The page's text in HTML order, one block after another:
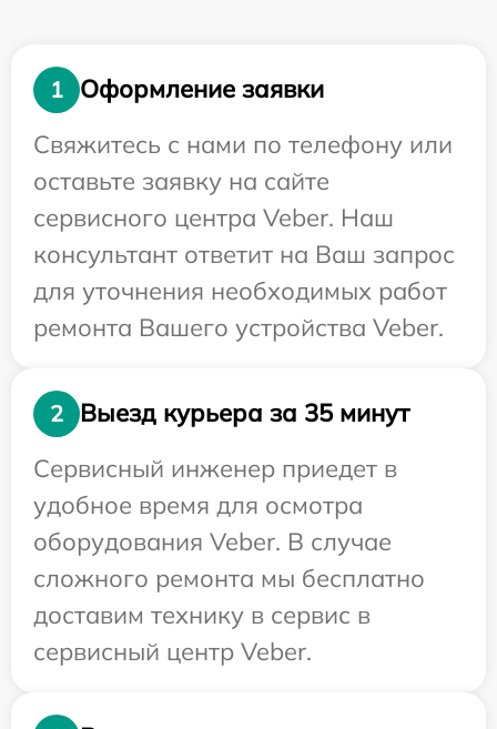
1
Оформление заявки
Свяжитесь с нами по телефону или
оставьте заявку на сайте
сервисного центра Veber. Наш
консультант ответит на Ваш запрос
для уточнения необходимых работ
ремонта Вашего устройства Veber.
2
Выезд курьера за 35 минут
Сервисный инженер приедет в
удобное время для осмотра
оборудования Veber. В случае
сложного ремонта мы бесплатно
доставим технику в сервис в
сервисный центр Veber.